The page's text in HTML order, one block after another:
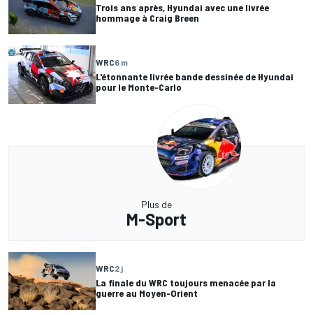
Trois ans après, Hyundai avec une livrée
hommage à Craig Breen
WRC6 m
L'étonnante livrée bande dessinée de Hyundai
pour le Monte-Carlo
Plus de
M-Sport
WRC2 j
La finale du WRC toujours menacée par la
guerre au Moyen-Orient